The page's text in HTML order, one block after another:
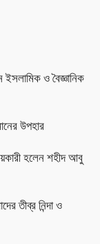
ও বৈজ্ঞানিক
উপহার
হলেন শহীদ আবু
তীব্র নিন্দা ও